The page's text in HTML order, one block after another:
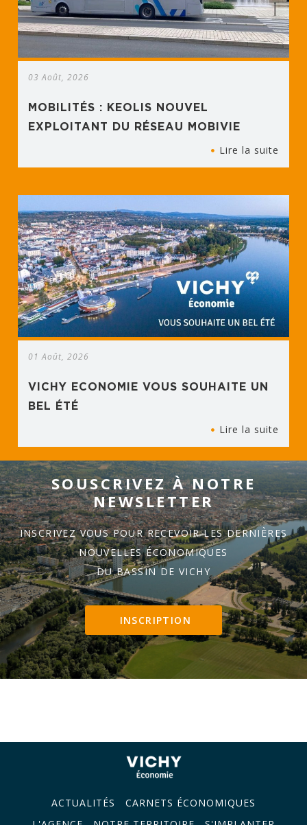
03 Août, 2026
MOBILITÉS : KEOLIS NOUVEL
EXPLOITANT DU RÉSEAU MOBIVIE
Lire la suite
01 Août, 2026
VICHY ECONOMIE VOUS SOUHAITE UN
BEL ÉTÉ
Lire la suite
SOUSCRIVEZ À NOTRE
NEWSLETTER
INSCRIVEZ VOUS POUR RECEVOIR LES DERNIÈRES
NOUVELLES ÉCONOMIQUES
DU BASSIN DE VICHY
INSCRIPTION
ACTUALITÉS
CARNETS ÉCONOMIQUES